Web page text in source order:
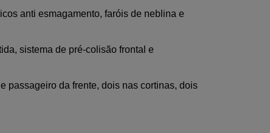
anti esmagamento, faróis de neblina e
sistema de pré-colisão frontal e
passageiro da frente, dois nas cortinas, dois